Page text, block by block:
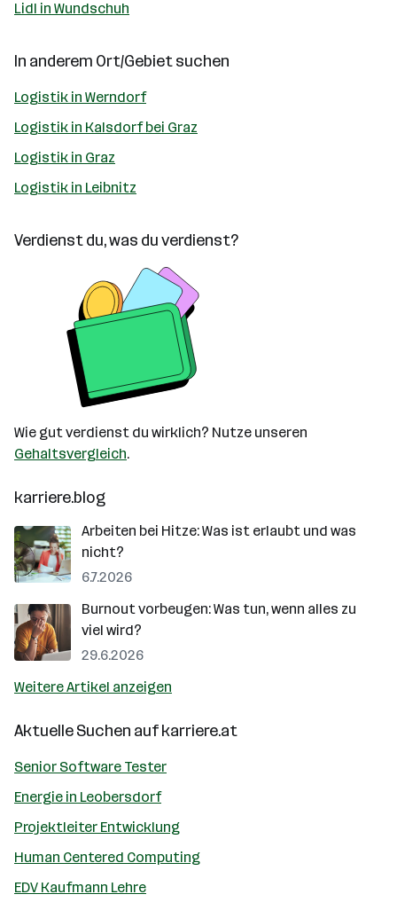
Lidl in Wundschuh
In anderem Ort/Gebiet suchen
Logistik in Werndorf
Logistik in Kalsdorf bei Graz
Logistik in Graz
Logistik in Leibnitz
Verdienst du, was du verdienst?
Wie gut verdienst du wirklich? Nutze unseren
Gehaltsvergleich.
karriere.blog
Arbeiten bei Hitze: Was ist erlaubt und was
nicht?
6.7.2026
Burnout vorbeugen: Was tun, wenn alles zu
viel wird?
29.6.2026
Weitere Artikel anzeigen
Aktuelle Suchen aufkarriere.at
Senior Software Tester
Energie in Leobersdorf
Projektleiter Entwicklung
Human Centered Computing
EDV Kaufmann Lehre